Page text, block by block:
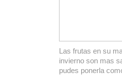
Las frutas en su
invierno son mas
pudes ponerla